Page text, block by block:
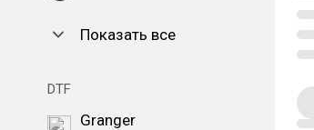
Показать все
DTF
Granger